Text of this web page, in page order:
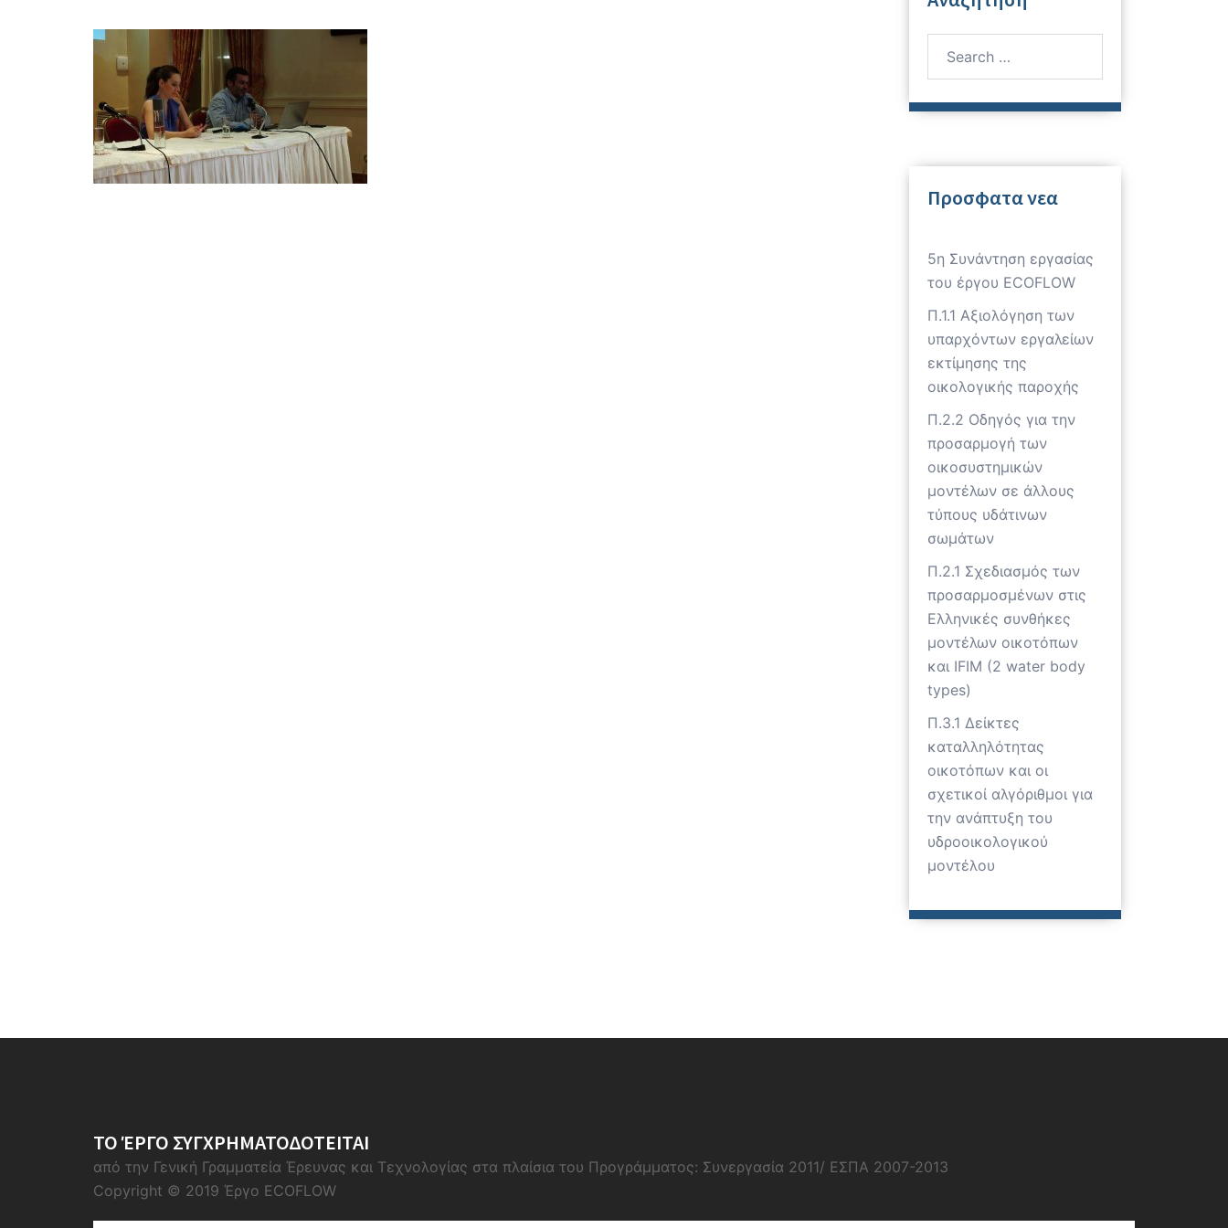
Προσφατα νεα
5η Συνάντηση εργασίας
του έργου ECOFLOW
Π.1.1 Αξιολόγηση των
υπαρχόντων εργαλείων
εκτίμησης της
οικολογικής παροχής
Π.2.2 Οδηγός για την
προσαρμογή των
οικοσυστημικών
μοντέλων σε άλλους
τύπους υδάτινων
σωμάτων
Π.2.1 Σχεδιασμός των
προσαρμοσμένων στις
Ελληνικές συνθήκες
μοντέλων οικοτόπων
και IFIM (2 water body
types)
Π.3.1 Δείκτες
καταλληλότητας
οικοτόπων και οι
σχετικοί αλγόριθμοι για
την ανάπτυξη του
υδροοικολογικού
μοντέλου
ΤΟ ΈΡΓΟ ΣΥΓΧΡΗΜΑΤΟΔΟΤΕΙΤΑΙ
από την Γενική Γραμματεία Έρευνας και Τεχνολογίας στα πλαίσια του Προγράμματος: Συνεργασία 2011/ ΕΣΠΑ 2007-2013
Copyright © 2019 Έργο ECOFLOW